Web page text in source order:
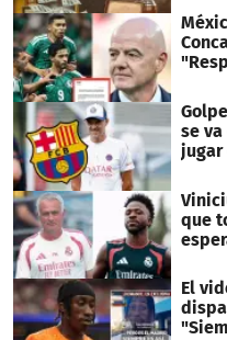
se
jugar
que
El